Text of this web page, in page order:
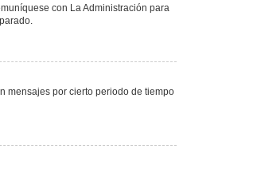
con La Administración para
mensajes por cierto periodo de tiempo